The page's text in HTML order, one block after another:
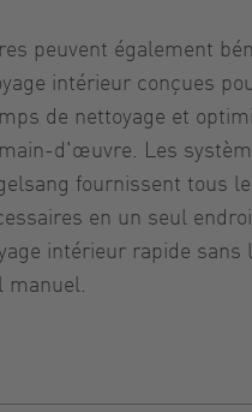
peuvent également
intérieur conçues
de nettoyage et
d'œuvre. Les
fournissent tous
en un seul
intérieur rapide sans